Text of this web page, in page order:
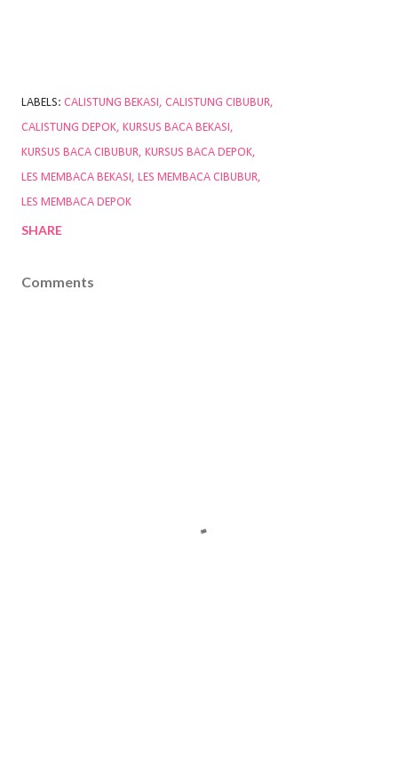
LABELS: CALISTUNG BEKASI
CALISTUNG CIBUBUR
CALISTUNG DEPOK KURSUS BACA BEKASI
KURSUS BACA CIBUBUR KURSUS BACA DEPOK
LES MEMBACA BEKASI
LES MEMBACA CIBUBUR
LES MEMBACA DEPOK
SHARE
Comments